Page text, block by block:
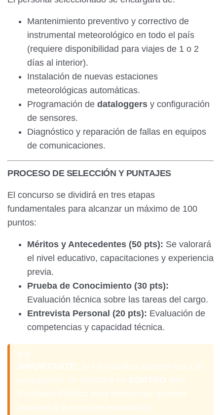
Mantenimiento preventivo y correctivo de
instrumental meteorológico en todo el país
(requiere disponibilidad para viajes de 1 o 2
días al interior).
Instalación de nuevas estaciones
meteorológicas automáticas.
Programación de dataloggers y configuración
de sensores.
Diagnóstico y reparación de fallas en equipos
de comunicaciones.
PROCESO DE SELECCIÓN Y PUNTAJES
El concurso se dividirá en tres etapas
fundamentales para alcanzar un máximo de 100
puntos:
Méritos y Antecedentes (50 pts): Se valorará
el nivel educativo, capacitaciones y experiencia
previa.
Prueba de Conocimiento (30 pts):
Evaluación técnica sobre las tareas del cargo.
Entrevista Personal (20 pts): Evaluación de
competencias y capacidad técnica.
IMPORTANTE: Si los inscritos superan los 150
postulantes, se realizará un SORTEO ante
Escribano Público para determinar quiénes
avanzan a la etapa de evaluación.